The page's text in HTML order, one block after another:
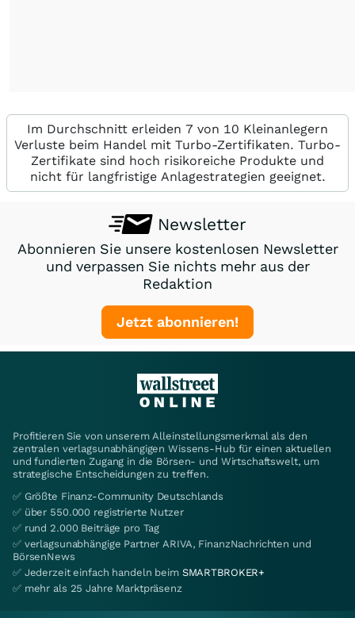
Im Durchschnitt erleiden 7 von 10 Kleinanlegern
Verluste beim Handel mit Turbo-Zertifikaten. Turbo-
Zertifikate sind hoch risikoreiche Produkte und
nicht für langfristige Anlagestrategien geeignet.
Newsletter
Abonnieren Sie unsere kostenlosen Newsletter
und verpassen Sie nichts mehr aus der
Redaktion
Jetzt abonnieren!
Profitieren Sie von unserem Alleinstellungsmerkmal als den
zentralen verlagsunabhängigen Wissens-Hub für einen aktuellen
und fundierten Zugang in die Börsen- und Wirtschaftswelt, um
strategische Entscheidungen zu treffen.
✅ Größte Finanz-Community Deutschlands
✅ über 550.000 registrierte Nutzer
✅ rund 2.000 Beiträge pro Tag
✅ verlagsunabhängige Partner ARIVA, FinanzNachrichten und
BörsenNews
✅ Jederzeit einfach handeln beim SMARTBROKER+
✅ mehr als 25 Jahre Marktpräsenz